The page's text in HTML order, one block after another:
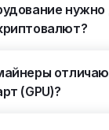
нужно
(GPU)?